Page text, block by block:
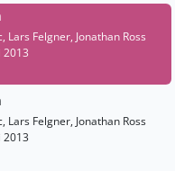
Lars Felgner, Jonathan Ross
2013
Lars Felgner, Jonathan Ross
2013